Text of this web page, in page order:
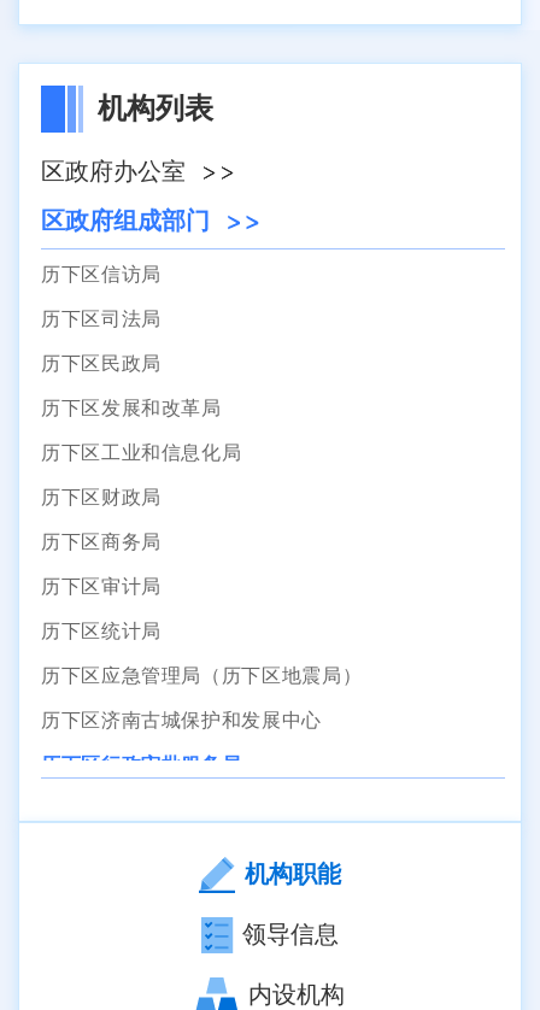
机构列表
区政府办公室
区政府组成部门
历下区信访局
历下区司法局
历下区民政局
历下区发展和改革局
历下区工业和信息化局
历下区财政局
历下区商务局
历下区审计局
历下区统计局
历下区应急管理局（历下区地震局）
历下区济南古城保护和发展中心
历下区行政审批服务局
历下区住房和城市建设局
历下区城市管理局（区综合行政执法局）
机构职能
领导信息
内设机构